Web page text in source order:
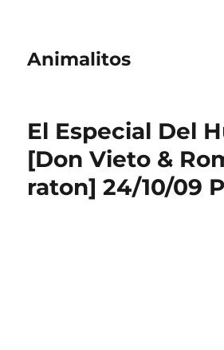
Animalitos
El Especial Del
[Don Vieto &
raton] 24/10/09